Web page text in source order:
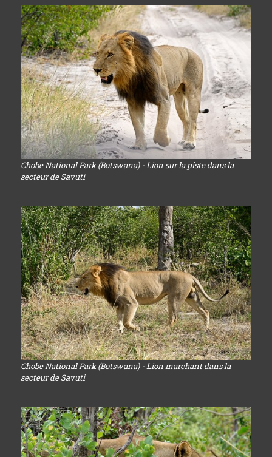
Chobe National Park (Botswana) - Lion sur la piste dans la
secteur de Savuti
Chobe National Park (Botswana) - Lion marchant dans la
secteur de Savuti